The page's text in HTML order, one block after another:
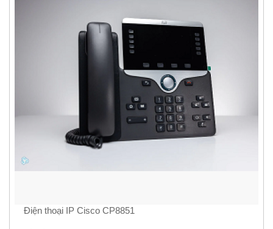
Điện thoại IP Cisco CP8851